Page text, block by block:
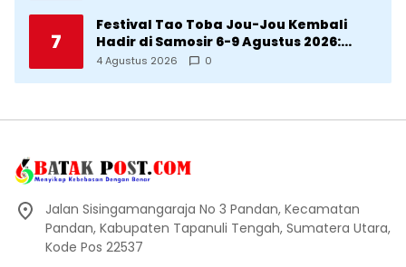
7
Festival Tao Toba Jou-Jou Kembali
Hadir di Samosir 6-9 Agustus 2026:
Datang Saksikan Kemeriahan dan Raih
4 Agustus 2026 0
Jalan Sisingamangaraja No 3 Pandan, Kecamatan
Pandan, Kabupaten Tapanuli Tengah, Sumatera Utara,
Kode Pos 22537